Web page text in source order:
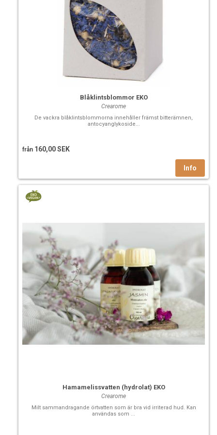
Blåklintsblommor EKO
Crearome
De vackra blåklintsblommorna innehåller främst bitterämnen,
antocyanglykoside...
från 160,00 SEK
Hamamelissvatten (hydrolat) EKO
Crearome
Milt sammandragande örtvatten som är bra vid irriterad hud. Kan
användas som ...